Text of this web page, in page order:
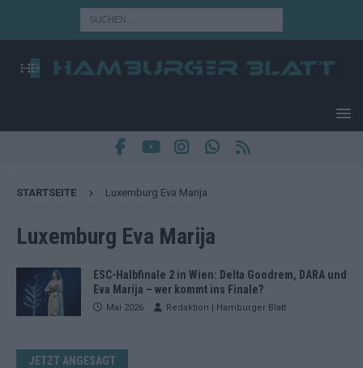
STARTSEITE Luxemburg Eva Marija
Luxemburg Eva Marija
ESC-Halbfinale 2 in Wien: Delta Goodrem, DARA und
Eva Marija – wer kommt ins Finale?
Mai 2026 Redaktion | Hamburger Blatt
JETZT ANGESAGT